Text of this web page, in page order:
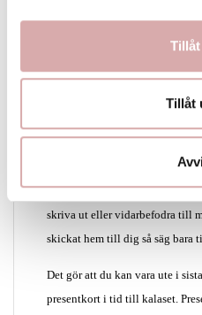
Tillåt
Vet du inte vad du ska köpa i
elektroniskt presentkort
kan använda vid köp på
skriva ut eller vidarbefodra till
skickat hem till dig så säg bara
Det gör att du kan vara ute i
presentkort i tid till kalaset.